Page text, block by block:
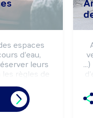
espaces
d'eau,
leurs
règles de
de